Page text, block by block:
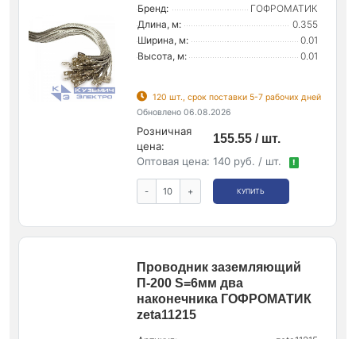
Бренд:
ГОФРОМАТИК
Длина, м:
0.355
Ширина, м:
0.01
Высота, м:
0.01
120 шт., срок поставки 5-7 рабочих дней
Обновлено 06.08.2026
Розничная
цена:
155.55 / шт.
Оптовая цена: 140 руб. / шт. !
- + КУПИТЬ
Проводник заземляющий
П-200 S=6мм два
наконечника ГОФРОМАТИК
zeta11215